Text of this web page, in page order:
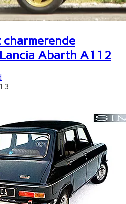
charmerende
Abarth A112